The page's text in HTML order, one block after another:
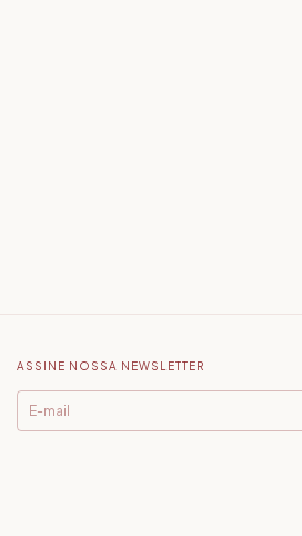
ASSINE NOSSA NEWSLETTER